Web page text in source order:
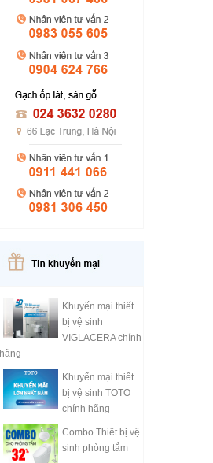
Khuyến mại thiết
bị vệ sinh
VIGLACERA chính
hãng
Khuyến mại thiết
bị vệ sinh TOTO
chính hãng
Combo Thiêt bị vệ
sinh phòng tắm